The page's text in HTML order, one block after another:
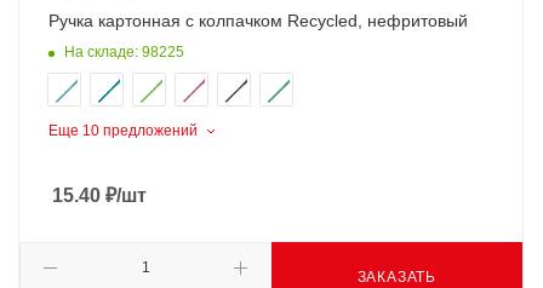
Ручка картонная с колпачком Recycled, нефритовый
На складе: 98225
Еще 10 предложений
15.40 ₽/шт
ЗАКАЗАТЬ